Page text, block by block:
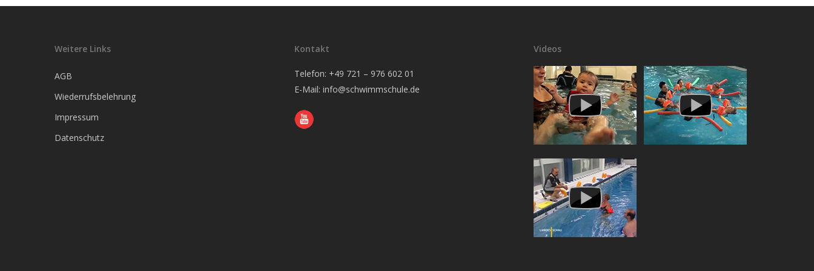
Weitere Links
AGB
Wiederrufsbelehrung
Impressum
Datenschutz
Kontakt
Telefon: +49 721 – 976 602 01
E-Mail: info@schwimmschule.de
Videos